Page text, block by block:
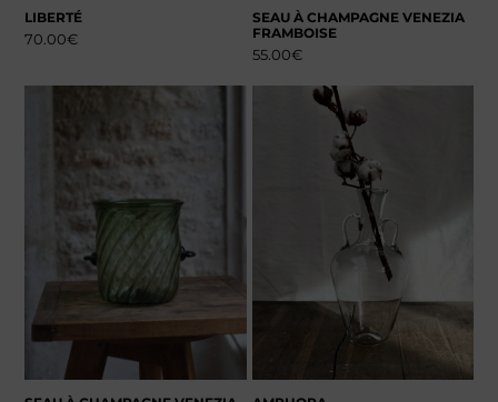
LIBERTÉ
70.00€
SEAU À CHAMPAGNE VENEZIA
FRAMBOISE
55.00€